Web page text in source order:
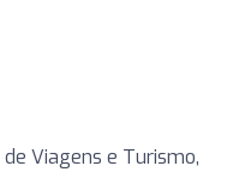
de Viagens e Turismo,